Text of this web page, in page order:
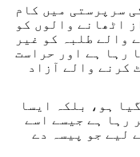
سرپرستی میں کام
اٹھانے والوں کو
والے طلبہ کو غیر
رہا ہے اور حراست
کرنے والے آزاد
ہو، بلکہ ایسا
رہا ہے جیسے اسے
لیے جو پیسہ دے